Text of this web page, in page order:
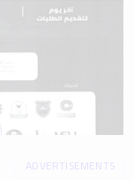
ADVERTISEMENTS